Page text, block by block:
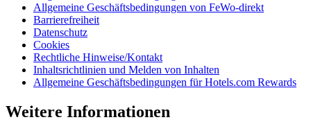
Allgemeine Geschäftsbedingungen von FeWo-direkt
Barrierefreiheit
Datenschutz
Cookies
Rechtliche Hinweise/Kontakt
Inhaltsrichtlinien und Melden von Inhalten
Allgemeine Geschäftsbedingungen für Hotels.com Rewards
Weitere Informationen